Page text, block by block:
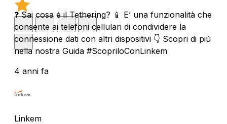
❓ Sai cosa è il Tethering? 📱 E’ una funzionalità che
consente ai telefoni cellulari di condividere la
connessione dati con altri dispositivi 👇 Scopri di più
nella nostra Guida #ScopriloConLinkem
4 anni fa
Linkem